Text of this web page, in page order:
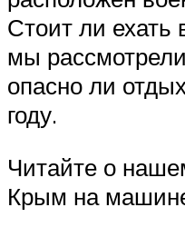
Стоит ли
мы
опасно ли
году.
Читайте о
Крым на